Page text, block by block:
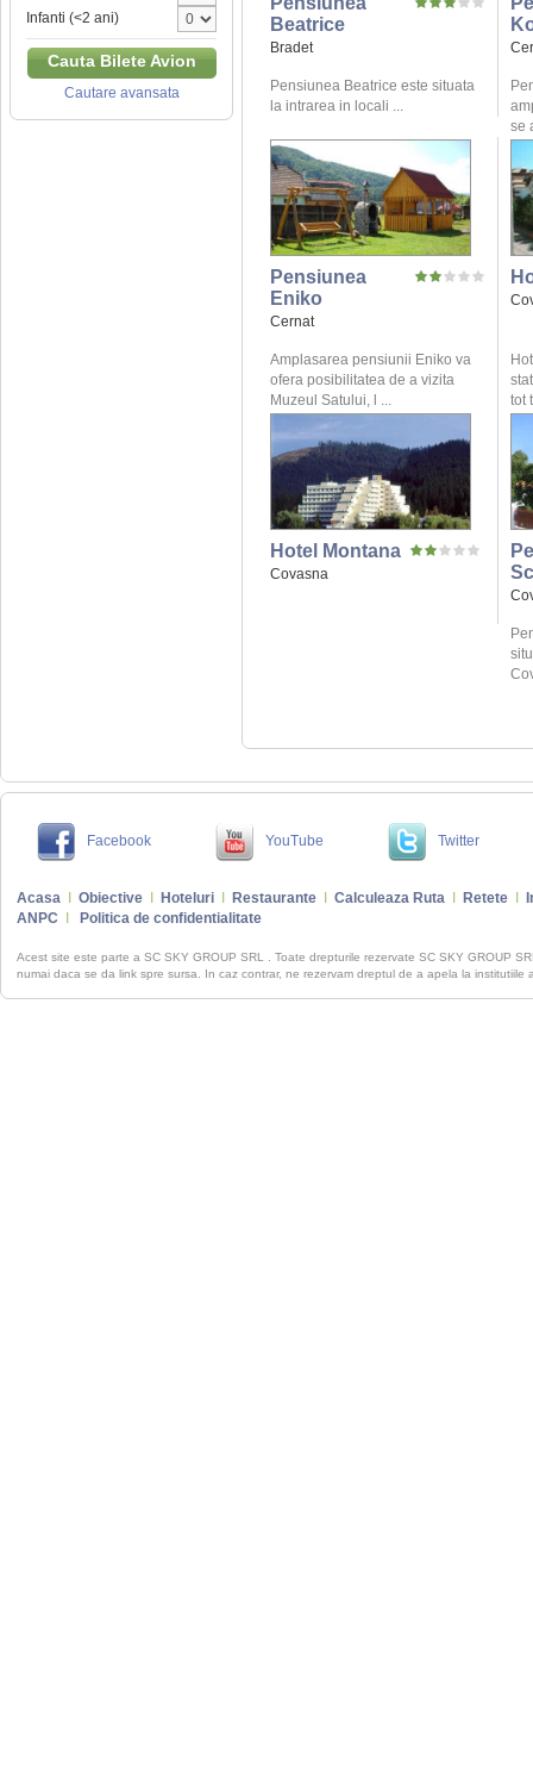
Infanti (<2 ani)
Cauta Bilete Avion
Cautare avansata
Beatrice
Bradet
Pensiunea Beatrice este situata
la intrarea in locali ...
se
Pensiunea
Eniko
Cernat
Amplasarea pensiunii Eniko va
ofera posibilitatea de a vizita
Muzeul Satului, l ...
tot
Hotel Montana
Covasna
Facebook YouTube Twitter
Acasa Obiective Hoteluri Restaurante Calculeaza Ruta Retete
ANPC
Politica de confidentialitate
Acest site este parte a SC SKY GROUP SRL . Toate drepturile rezervate SC SKY GROUP
numai daca se da link spre sursa. In caz contrar, ne rezervam dreptul de a apela la institutiile